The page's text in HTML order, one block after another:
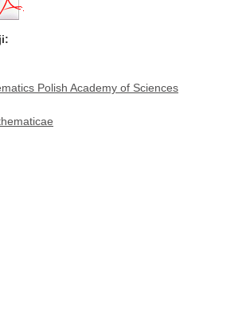
Polish Academy of Sciences